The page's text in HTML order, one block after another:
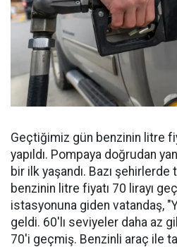
Geçtiğimiz gün benzinin litre
yapıldı. Pompaya doğrudan
bir ilk yaşandı. Bazı
benzinin litre fiyatı 70 lirayı
istasyonuna giden vatandaş,
geldi. 60'lı seviyeler daha az
70'i geçmiş. Benzinli araç ile